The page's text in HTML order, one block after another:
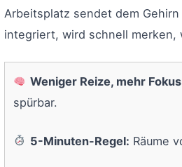
Arbeitsplatz sendet dem
integriert, wird schnell
Weniger Reize, mehr
spürbar.
5-Minuten-Regel: Räume